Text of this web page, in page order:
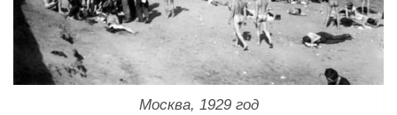
Москва, 1929 год